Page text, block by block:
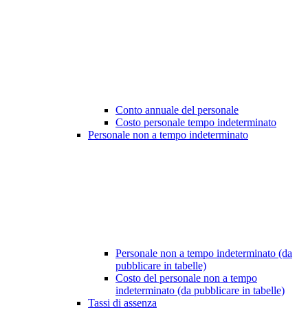
Conto annuale del personale
Costo personale tempo indeterminato
Personale non a tempo indeterminato
Personale non a tempo indeterminato (da
pubblicare in tabelle)
Costo del personale non a tempo
indeterminato (da pubblicare in tabelle)
Tassi di assenza